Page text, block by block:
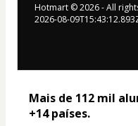
Hotmart ©2026- All
2026-08-
Mais de 112 mil
+14 países.